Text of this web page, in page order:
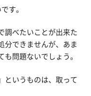
す。
調べたいことが出来た
分できませんが、あま
も問題ないでしょう。
というものは、取って